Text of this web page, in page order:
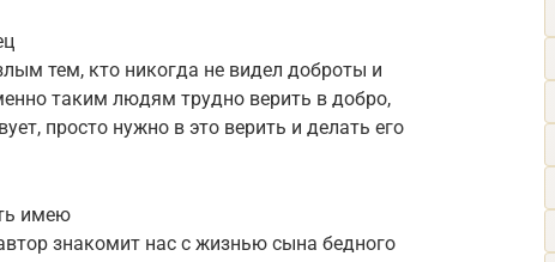
тем, кто никогда не видел доброты и
таким людям трудно верить в добро,
просто нужно в это верить и делать его
имею
знакомит нас с жизнью сына бедного